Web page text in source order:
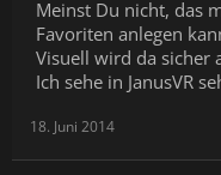
Meinst Du nicht, das
Favoriten anlegen
Visuell wird da sicher
Ich sehe in JanusVR
18. Juni 2014